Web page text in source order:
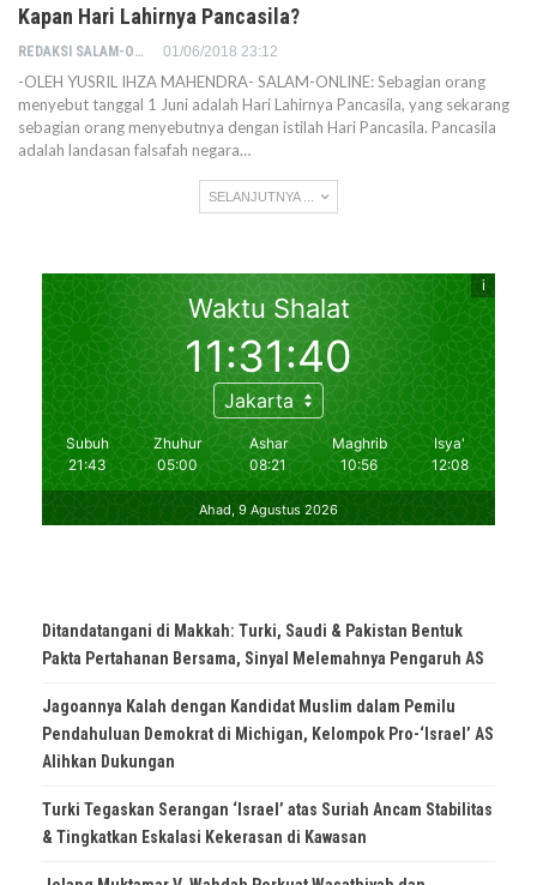
Kapan Hari Lahirnya Pancasila?
REDAKSI SALAM-ONLINE 01/06/2018 23:12
-OLEH YUSRIL IHZA MAHENDRA- SALAM-ONLINE: Sebagian orang
menyebut tanggal 1 Juni adalah Hari Lahirnya Pancasila, yang sekarang
sebagian orang menyebutnya dengan istilah Hari Pancasila. Pancasila
adalah landasan falsafah negara…
SELANJUTNYA ...
Ditandatangani di Makkah: Turki, Saudi & Pakistan Bentuk
Pakta Pertahanan Bersama, Sinyal Melemahnya Pengaruh AS
Jagoannya Kalah dengan Kandidat Muslim dalam Pemilu
Pendahuluan Demokrat di Michigan, Kelompok Pro-‘Israel’ AS
Alihkan Dukungan
Turki Tegaskan Serangan ‘Israel’ atas Suriah Ancam Stabilitas
& Tingkatkan Eskalasi Kekerasan di Kawasan